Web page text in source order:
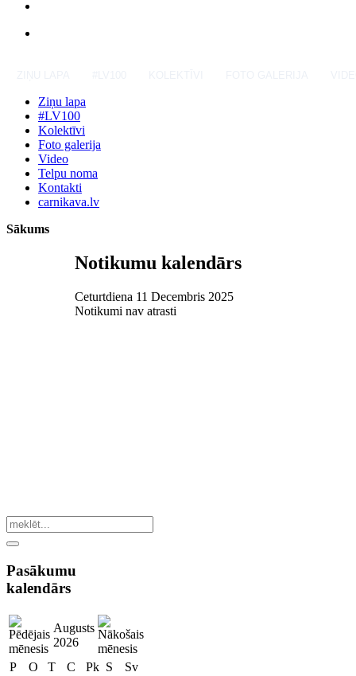
Ziņu lapa
#LV100
Kolektīvi
Foto galerija
Video
Telpu noma
Kontakti
carnikava.lv
Sākums
Notikumu kalendārs
Ceturtdiena 11 Decembris 2025
Notikumi nav atrasti
Pasākumu
kalendārs
Augusts
2026
P
O T C Pk S
Sv